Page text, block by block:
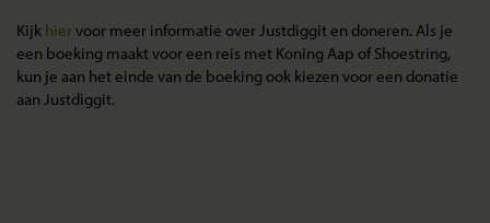
Kijk hiervoor meer informatie over Justdiggit en doneren. Als je
een boeking maakt voor een reis met Koning Aap of Shoestring,
kun je aan het einde van de boeking ook kiezen voor een donatie
aan Justdiggit.